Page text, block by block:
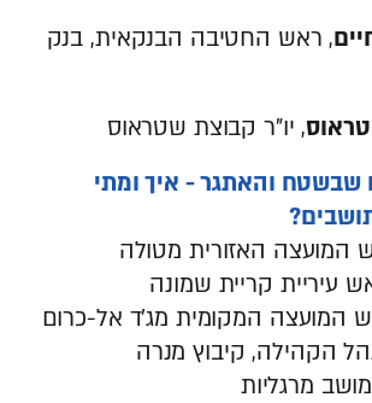
, ראש החטיבה הבנקאית, בנק
, יו"ר קבוצת שטראוס
שבשטח והאתגר - איך ומתי
המועצה האזורית מטולה
עיריית קריית שמונה
המועצה המקומית מג'ד אל-כרום
הקהילה, קיבוץ מנרה
מושב מרגליות